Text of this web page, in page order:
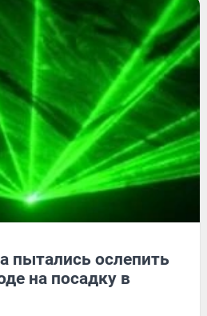
пытались ослепить
на посадку в